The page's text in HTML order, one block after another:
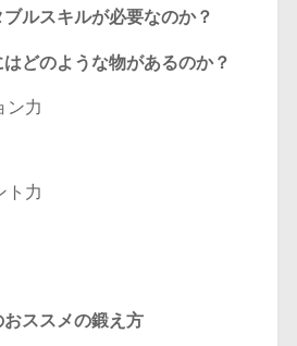
ルスキルが必要なのか？
どのような物があるのか？
ン力
ト力
ススメの鍛え方